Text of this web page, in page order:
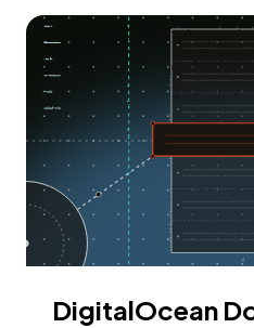
DigitalOcean